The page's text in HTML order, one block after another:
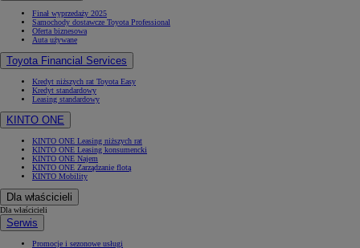
Finał wyprzedaży 2025
Samochody dostawcze Toyota Professional
Oferta biznesowa
Auta używane
Toyota Financial Services
Kredyt niższych rat Toyota Easy
Kredyt standardowy
Leasing standardowy
KINTO ONE
KINTO ONE Leasing niższych rat
KINTO ONE Leasing konsumencki
KINTO ONE Najem
KINTO ONE Zarządzanie flotą
KINTO Mobility
Dla właścicieli
Dla właścicieli
Serwis
Promocje i sezonowe usługi